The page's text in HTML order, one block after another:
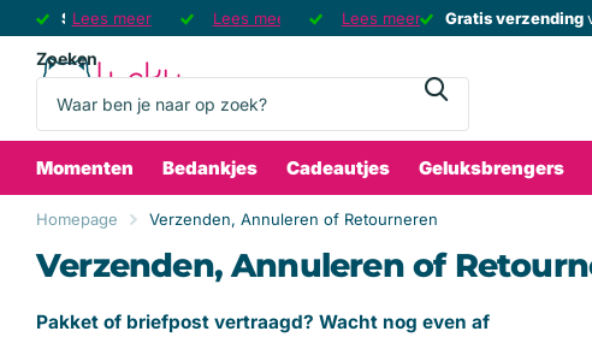
Sinds 2008 de Grootste Gelukswinkel 🍀
Lees meer
Sinds 2008 de Grootste Gelukswinkel
Gratis verzending vanaf 75 euro
Lees meer
Gratis verzendingGratis geluksbrengerbij elke
Lees meer
Gratis geluksbrengerGratis verzending
Gratis verzending
Zoeken
Momenten Bedankjes Cadeautjes Geluksbrengers
Homepage Verzenden, Annuleren of Retourneren
Verzenden, Annuleren of
Pakket of briefpost vertraagd? Wacht nog even af